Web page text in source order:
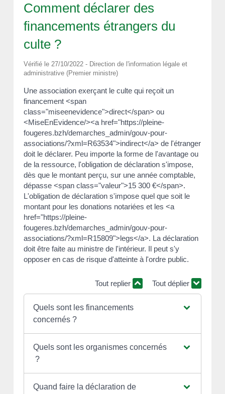
Comment déclarer des
financements étrangers du
culte ?
Vérifié le 27/10/2022 - Direction de l'information légale et
administrative (Premier ministre)
Une association exerçant le culte qui reçoit un
financement <span
class="miseenevidence">direct</span> ou
<MiseEnEvidence/><a href="https://pleine-
fougeres.bzh/demarches_admin/gouv-pour-
associations/?xml=R63534">indirect</a> de l'étranger
doit le déclarer. Peu importe la forme de l'avantage ou
de la ressource, l'obligation de déclaration s'impose,
dès que le montant perçu, sur une année comptable,
dépasse <span class="valeur">15 300 €</span>.
L'obligation de déclaration s'impose quel que soit le
montant pour les donations notariées et les <a
href="https://pleine-
fougeres.bzh/demarches_admin/gouv-pour-
associations/?xml=R15809">legs</a>. La déclaration
doit être faite au ministre de l'intérieur. Il peut s'y
opposer en cas de risque d'atteinte à l'ordre public.
Tout replier Tout déplier
Quels sont les financements
concernés ?
Quels sont les organismes concernés
?
Quand faire la déclaration de